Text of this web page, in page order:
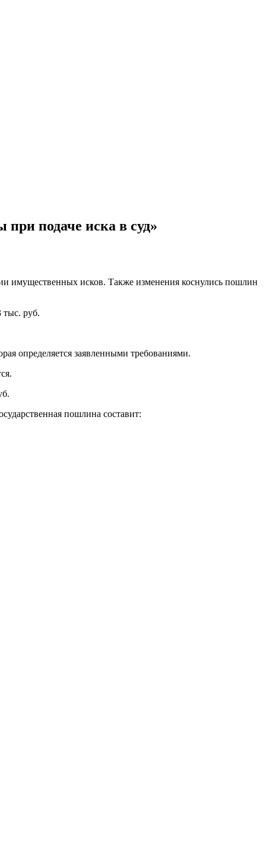
подаче иска в суд»
имущественных исков. Также изменения коснулись пошлин
тыс. руб.
определяется заявленными требованиями.
пошлина составит: